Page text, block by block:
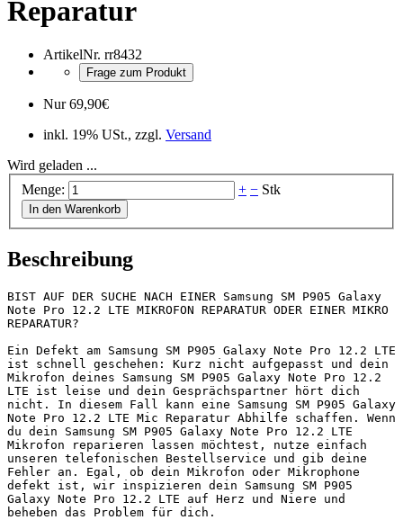
Reparatur
ArtikelNr. rr8432
Frage zum Produkt
Nur69,90€
inkl. 19% USt., zzgl. Versand
Wird geladen ...
Menge:
+ − Stk
In den Warenkorb
Beschreibung
BIST AUF DER SUCHE NACH EINER Samsung SM P905 Galaxy
Note Pro 12.2 LTE MIKROFON REPARATUR ODER EINER MIKRO
REPARATUR?
Ein Defekt am Samsung SM P905 Galaxy Note Pro 12.2 LTE
ist schnell geschehen: Kurz nicht aufgepasst und dein
Mikrofon deines Samsung SM P905 Galaxy Note Pro 12.2
LTE ist leise und dein Gesprächspartner hört dich
nicht. In diesem Fall kann eine Samsung SM P905 Galaxy
Note Pro 12.2 LTE Mic Reparatur Abhilfe schaffen. Wenn
du dein Samsung SM P905 Galaxy Note Pro 12.2 LTE
Mikrofon reparieren lassen möchtest, nutze einfach
unseren telefonischen Bestellservice und gib deine
Fehler an. Egal, ob dein Mikrofon oder Mikrophone
defekt ist, wir inspizieren dein Samsung SM P905
Galaxy Note Pro 12.2 LTE auf Herz und Niere und
beheben das Problem für dich.